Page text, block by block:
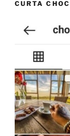
CURTA